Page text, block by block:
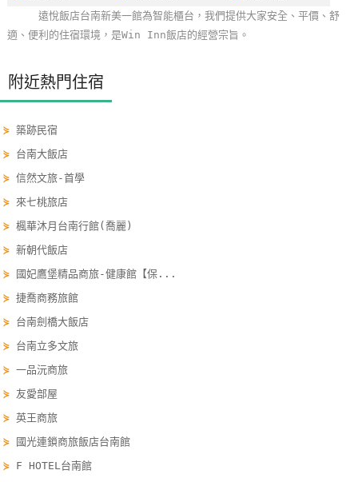
紅
玩
樂
地
圖
顧
客
服
務
顧
客
滿
度
遠悅飯店台南新美一館為智能櫃台，我們提供大家安全、平價、舒
適、便利的住宿環境，是Win Inn飯店的經營宗旨。
附近熱門住宿
⋟築跡民宿
⋟ 台南大飯店
⋟信然文旅-首學
⋟ 來七桃旅店
⋟楓華沐月台南行館(喬麗)
⋟新朝代飯店
⋟
國妃鷹堡精品商旅-健康館【保...
⋟捷喬商務旅館
⋟ 台南劍橋大飯店
⋟ 台南立多文旅
⋟一品沅商旅
⋟ 友愛部屋
⋟英王商旅
⋟
國光連鎖商旅飯店台南館
⋟ F HOTEL台南館